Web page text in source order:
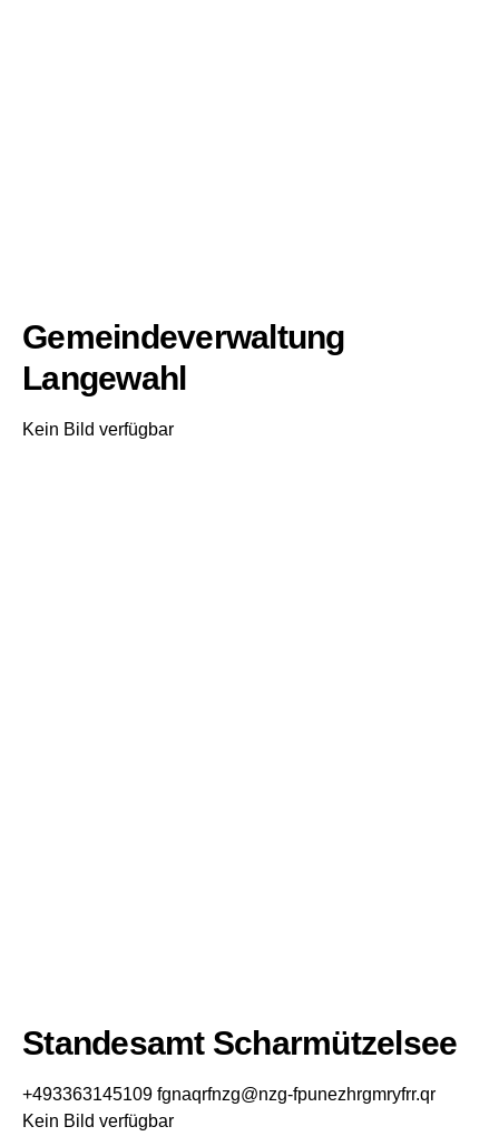
Gemeindeverwaltung
Langewahl
Kein Bild verfügbar
Standesamt Scharmützelsee
+493363145109 fgnaqrfnzg@nzg-fpunezhrgmryfrr.qr
Kein Bild verfügbar